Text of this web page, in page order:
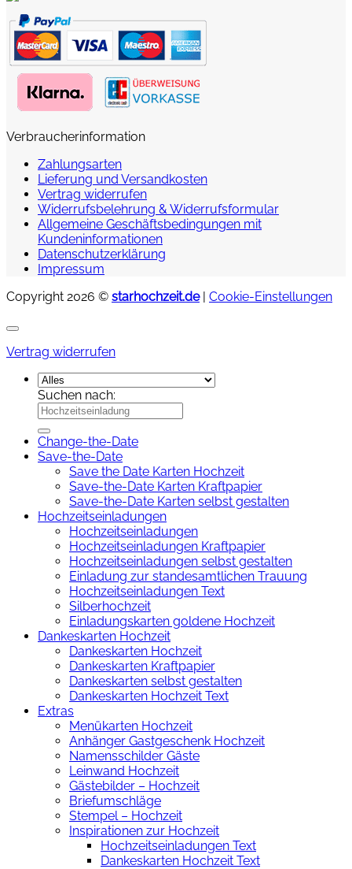
Verbraucherinformation
Zahlungsarten
Lieferung und Versandkosten
Vertrag widerrufen
Widerrufsbelehrung & Widerrufsformular
Allgemeine Geschäftsbedingungen mit
Kundeninformationen
Datenschutzerklärung
Impressum
Copyright 2026 © starhochzeit.de| Cookie-Einstellungen
Vertrag widerrufen
Suchen nach:
Change-the-Date
Save-the-Date
Save the Date Karten Hochzeit
Save-the-Date Karten Kraftpapier
Save-the-Date Karten selbst gestalten
Hochzeitseinladungen
Hochzeitseinladungen
Hochzeitseinladungen Kraftpapier
Hochzeitseinladungen selbst gestalten
Einladung zur standesamtlichen Trauung
Hochzeitseinladungen Text
Silberhochzeit
Einladungskarten goldene Hochzeit
Dankeskarten Hochzeit
Dankeskarten Hochzeit
Dankeskarten Kraftpapier
Dankeskarten selbst gestalten
Dankeskarten Hochzeit Text
Extras
Menükarten Hochzeit
Anhänger Gastgeschenk Hochzeit
Namensschilder Gäste
Leinwand Hochzeit
Gästebilder – Hochzeit
Briefumschläge
Stempel – Hochzeit
Inspirationen zur Hochzeit
Hochzeitseinladungen Text
Dankeskarten Hochzeit Text